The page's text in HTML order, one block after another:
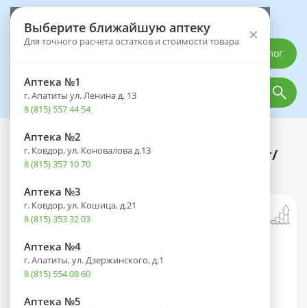
Выберите ближайшую аптеку
Для точного расчета остатков и стоимости товара ×
Аптека №1
г. Апатиты ул. Ленина д. 13
8 (815) 557 44 54
Аптека №2
г. Ковдор, ул. Коновалова д.13
8 (815) 357 10 70
Аптека №3
г. Ковдор, ул. Кошица, д.21
8 (815) 353 32 03
Аптека №4
г. Апатиты, ул. Дзержинского, д.1
8 (815) 554 08 60
Аптека №5
Каталог
Каталог Лекарственные препараты
Генитрон амп. (р-р д/в/м введ.) 10мг/
мл 1,5мл №5